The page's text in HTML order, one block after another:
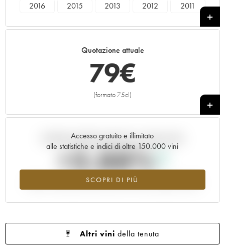
2016
2015 2013 2012
2011
Quotazione attuale
79€
(formato 75cl)
+
Accesso gratuito e illimitato
alle statistiche e indici di oltre 150.000 vini
SCOPRI DI PIÙ
Andamento della quotazione in tempo reale
+3.88%
Valore in aumento per l'annata 2005 nel 2026 rispetto al 2025
Altri vini della tenuta